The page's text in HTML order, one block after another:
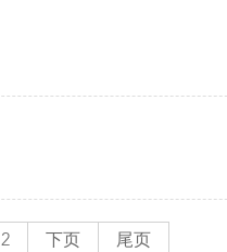
2 下页 尾页